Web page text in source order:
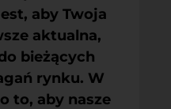
aby Twoja
aktualna,
bieżących
rynku. W
to, aby nasze